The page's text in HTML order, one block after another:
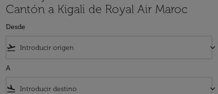
Cantón a Kigali de Royal Air Maroc
Desde
flight_takeoff keyboard_arrow_down
A
flight_land keyboard_arrow_down